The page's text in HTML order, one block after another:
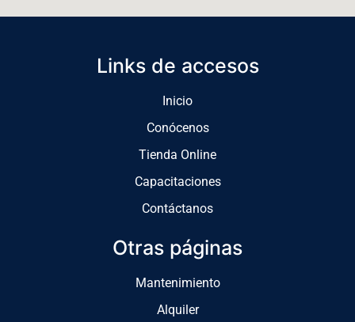
Links de accesos
Inicio
Conócenos
Tienda Online
Capacitaciones
Contáctanos
Otras páginas
Mantenimiento
Alquiler